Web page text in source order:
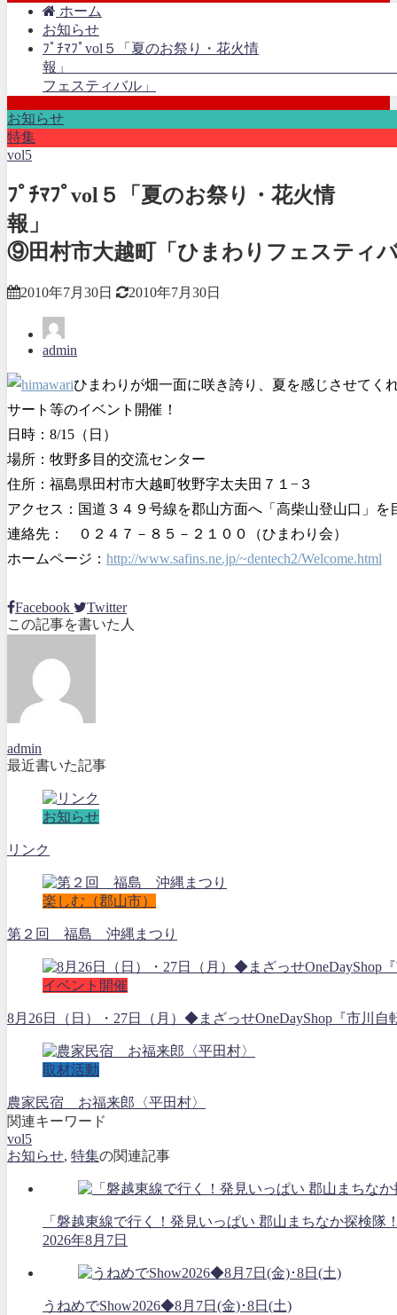
ホーム
お知らせ
ﾌﾟﾁﾏﾌﾟvol５「夏のお祭り・花火情
報」 ⑨田村市大越
フェスティバル」
お知らせ
特集
vol5
ﾌﾟﾁﾏﾌﾟvol５「夏のお祭り・花火情
報
⑨田村市大越町「ひまわりフェスティ
2010年7月30日 2010年7月30日
admin
ひまわりが畑一面に咲き誇り、夏を感じさせてく
サート等のイベント開催！
日時：8/15（日）
場所：牧野多目的交流センター
住所：福島県田村市大越町牧野字太夫田７１−３
アクセス：国道３４９号線を郡山方面へ「高柴山登山口」
連絡先： ０２４７－８５－２１００（ひまわり会）
ホームページ： http://www.safins.ne.jp/~dentech2/Welcome.html
Facebook
Twitter
この記事を書いた人
admin
最近書いた記事
お知らせ
リンク
楽しむ（郡山市）
第２回 福島 沖縄まつり
イベント開催
8月26日（日）・27日（月）◆まざっせOneDayShop『市川自
取材活動
農家民宿 お福来郎〈平田村〉
関連キーワード
vol5
お知らせ, 特集の関連記事
「磐越東線で行く！発見いっぱい 郡山まちなか探検隊
2026年8月7日
うねめでShow2026◆8月7日(金)･8日(土)